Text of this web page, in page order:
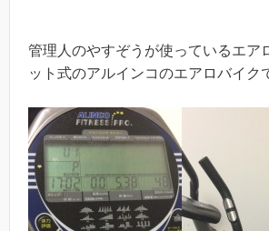
管理人のやすぞうが使っているエア
ット式のアルインコのエアロバイク